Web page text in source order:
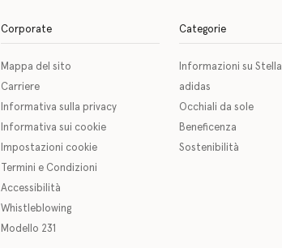
Corporate
Mappa del sito
Carriere
Informativa sulla privacy
Informativa sui cookie
Impostazioni cookie
Termini e Condizioni
Accessibilità
Whistleblowing
Modello 231
Categorie
Informazioni su Stella
adidas
Occhiali da sole
Beneficenza
Sostenibilità